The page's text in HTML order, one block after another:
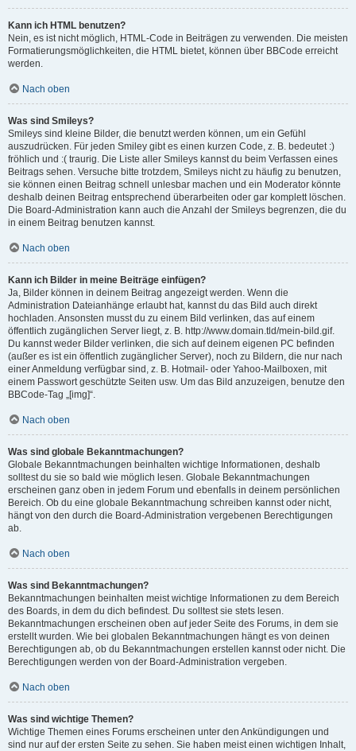
Kann ich HTML benutzen?
Nein, es ist nicht möglich, HTML-Code in Beiträgen zu verwenden. Die meisten
Formatierungsmöglichkeiten, die HTML bietet, können über BBCode erreicht
werden.
Nach oben
Was sind Smileys?
Smileys sind kleine Bilder, die benutzt werden können, um ein Gefühl
auszudrücken. Für jeden Smiley gibt es einen kurzen Code, z. B. bedeutet :)
fröhlich und :( traurig. Die Liste aller Smileys kannst du beim Verfassen eines
Beitrags sehen. Versuche bitte trotzdem, Smileys nicht zu häufig zu benutzen,
sie können einen Beitrag schnell unlesbar machen und ein Moderator könnte
deshalb deinen Beitrag entsprechend überarbeiten oder gar komplett löschen.
Die Board-Administration kann auch die Anzahl der Smileys begrenzen, die du
in einem Beitrag benutzen kannst.
Nach oben
Kann ich Bilder in meine Beiträge einfügen?
Ja, Bilder können in deinem Beitrag angezeigt werden. Wenn die
Administration Dateianhänge erlaubt hat, kannst du das Bild auch direkt
hochladen. Ansonsten musst du zu einem Bild verlinken, das auf einem
öffentlich zugänglichen Server liegt, z. B. http://www.domain.tld/mein-bild.gif.
Du kannst weder Bilder verlinken, die sich auf deinem eigenen PC befinden
(außer es ist ein öffentlich zugänglicher Server), noch zu Bildern, die nur nach
einer Anmeldung verfügbar sind, z. B. Hotmail- oder Yahoo-Mailboxen, mit
einem Passwort geschützte Seiten usw. Um das Bild anzuzeigen, benutze den
BBCode-Tag „[img]“.
Nach oben
Was sind globale Bekanntmachungen?
Globale Bekanntmachungen beinhalten wichtige Informationen, deshalb
solltest du sie so bald wie möglich lesen. Globale Bekanntmachungen
erscheinen ganz oben in jedem Forum und ebenfalls in deinem persönlichen
Bereich. Ob du eine globale Bekanntmachung schreiben kannst oder nicht,
hängt von den durch die Board-Administration vergebenen Berechtigungen
ab.
Nach oben
Was sind Bekanntmachungen?
Bekanntmachungen beinhalten meist wichtige Informationen zu dem Bereich
des Boards, in dem du dich befindest. Du solltest sie stets lesen.
Bekanntmachungen erscheinen oben auf jeder Seite des Forums, in dem sie
erstellt wurden. Wie bei globalen Bekanntmachungen hängt es von deinen
Berechtigungen ab, ob du Bekanntmachungen erstellen kannst oder nicht. Die
Berechtigungen werden von der Board-Administration vergeben.
Nach oben
Was sind wichtige Themen?
Wichtige Themen eines Forums erscheinen unter den Ankündigungen und
sind nur auf der ersten Seite zu sehen. Sie haben meist einen wichtigen Inhalt,